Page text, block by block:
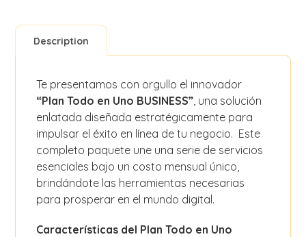
Description
Te presentamos con orgullo el innovador
“Plan Todo en Uno BUSINESS” , una solución
enlatada diseñada estratégicamente para
impulsar el éxito en línea de tu negocio. Este
completo paquete une una serie de servicios
esenciales bajo un costo mensual único,
brindándote las herramientas necesarias
para prosperar en el mundo digital.
Características del Plan Todo en Uno